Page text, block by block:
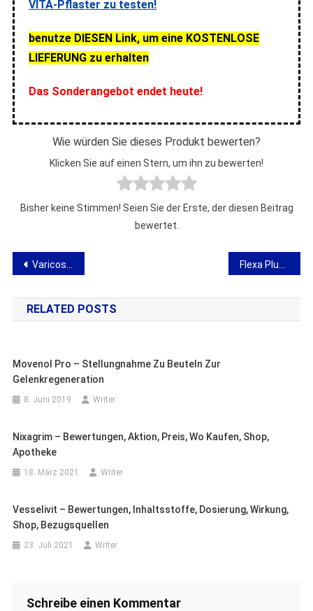
VITA-Pflaster zu testen!
benutze DIESEN Link, um eine KOSTENLOSE
LIEFERUNG zu erhalten
Das Sonderangebot endet heute!
Wie würden Sie dieses Produkt bewerten?
Klicken Sie auf einen Stern, um ihn zu bewerten!
Bisher keine Stimmen! Seien Sie der Erste, der diesen Beitrag
bewertet.
Beitragsnavigation
Varicosen – Meinung über Kapseln gegen Krampfadern
RELATED POSTS
Movenol Pro – Stellungnahme Zu Beuteln Zur
Gelenkregeneration
8. Juni 2019 Writer
Nixagrim – Bewertungen, Aktion, Preis, Wo Kaufen, Shop,
Apotheke
18. März 2021 Writer
Vesselivit – Bewertungen, Inhaltsstoffe, Dosierung, Wirkung,
Shop, Bezugsquellen
23. Juli 2021 Writer
Schreibe einen Kommentar